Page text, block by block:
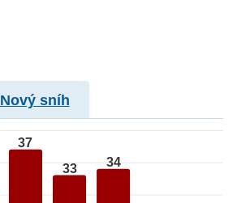
Nový sníh
37
33 34